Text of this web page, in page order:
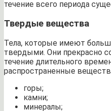
течение всего периода
Твердые вещества
Тела, которые имеют
твердыми. Они прекрасно
течение длительного
распространенные
горы;
камни;
минералы;